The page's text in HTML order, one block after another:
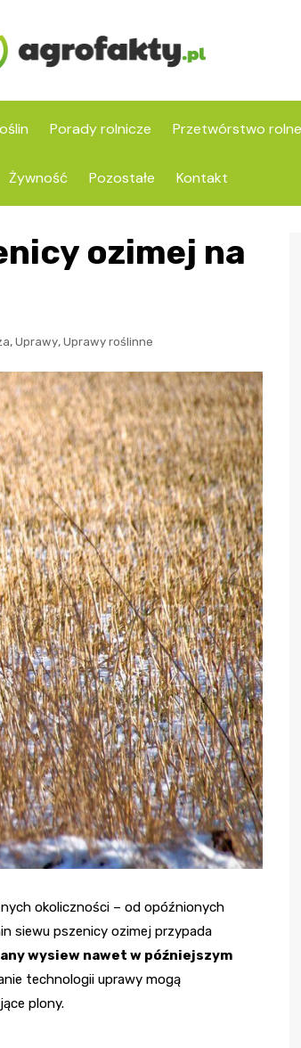
Porady rolnicze Przetwórstwo rolne
Żywność Pozostałe Kontakt
ozimej na
, Uprawy, Uprawy roślinne
okoliczności – od opóźnionych
siewu pszenicy ozimej przypada
wysiew nawet w późniejszym
technologii uprawy mogą
plony.